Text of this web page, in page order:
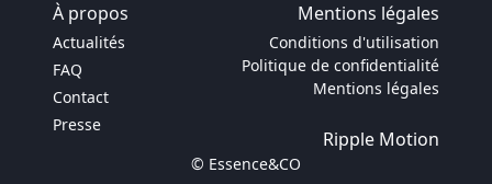
À propos Mentions légales
Actualités
FAQ
Contact
Presse
Conditions d'utilisation
Politique de confidentialité
Mentions légales
Ripple Motion
© Essence&CO